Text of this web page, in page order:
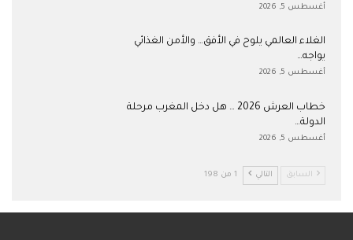
أغسطس 5, 2026
الغلاء العالمي يلوح في الأفق… والأمن الغذائي
يواجه…
أغسطس 5, 2026
خطاب العرش 2026 … هل دخل المغرب مرحلة
الدولة…
أغسطس 5, 2026
السابق التالي 1 من 198